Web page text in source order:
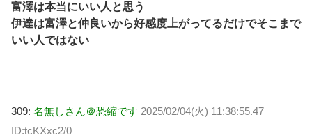
富澤は本当にいい人と思う
伊達は富澤と仲良いから好感度上がってるだけでそこまで
いい人ではない
309: 名無しさん＠恐縮です 2025/02/04(火) 11:38:55.47
ID:tcKXxc2/0